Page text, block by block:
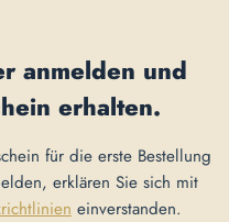
anmelden und
erhalten.
für die erste Bestellung
erklären Sie sich mit
einverstanden.